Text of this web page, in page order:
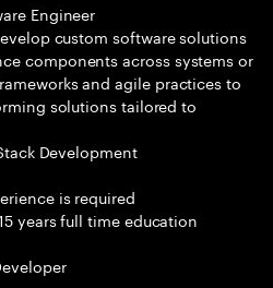
Engineer
custom software solutions
components across systems or
and agile practices to
solutions tailored to
Development
is required
years full time education